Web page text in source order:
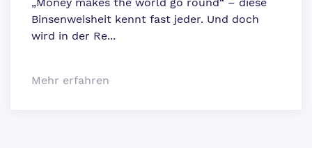
„Money makes the world go round“ – diese
Binsenweisheit kennt fast jeder. Und doch
wird in der Re...
Mehr erfahren